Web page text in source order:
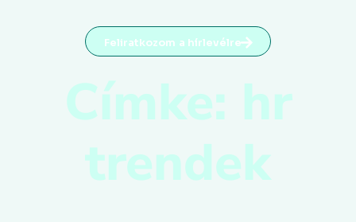
Feliratkozom a hírlevélre
Címke: hr
trendek